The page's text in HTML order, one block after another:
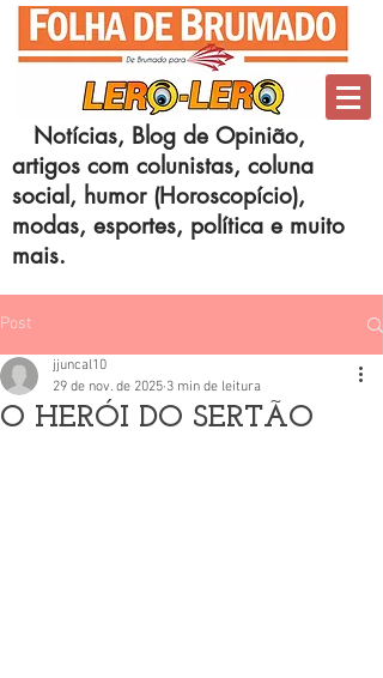
Notícias, Blog de Opinião,
artigos com colunistas, coluna
social, humor (Horoscopício),
modas, esportes, política e muito
mais.
Post
O HERÓI DO SERTÃO
jjuncal10
29 de nov. de 2025 3 min de leitura